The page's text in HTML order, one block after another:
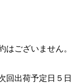
はございません。
回出荷予定日５日